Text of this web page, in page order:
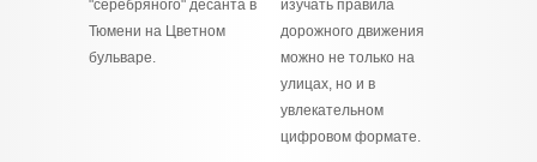
"серебряного" десанта в
Тюмени на Цветном
бульваре.
изучать правила
дорожного движения
можно не только на
улицах, но и в
увлекательном
цифровом формате.